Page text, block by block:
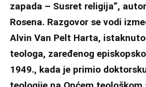
zapada – Susret religija”,
Rosena. Razgovor se vodi
Alvin Van Pelt Harta,
teologa, zaređenog
1949., kada je primio